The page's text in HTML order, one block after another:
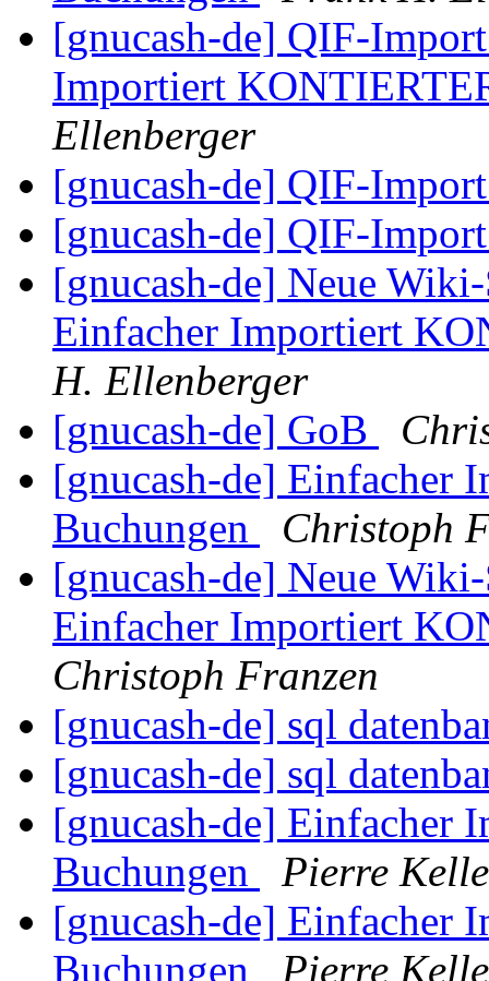
[gnucash-de] QIF-
Importiert
Ellenberger
[gnucash-de] QIF-
[gnucash-de] QIF-
[gnucash-de] Neue
Einfacher Importiert
H. Ellenberger
[gnucash-de] GoB
[gnucash-de] Einfacher
Buchungen
Christoph
[gnucash-de] Neue
Einfacher Importiert
Christoph Franzen
[gnucash-de] sql
[gnucash-de] sql
[gnucash-de] Einfacher
Buchungen
Pierre
[gnucash-de] Einfacher
Buchungen
Pierre